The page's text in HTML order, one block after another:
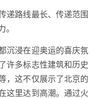
递路线最长、传递范围
。
沉浸在迎奥运的喜庆氛
许多标志性建筑和历史
，这不仅展示了北京的
这里达到高潮。通过火